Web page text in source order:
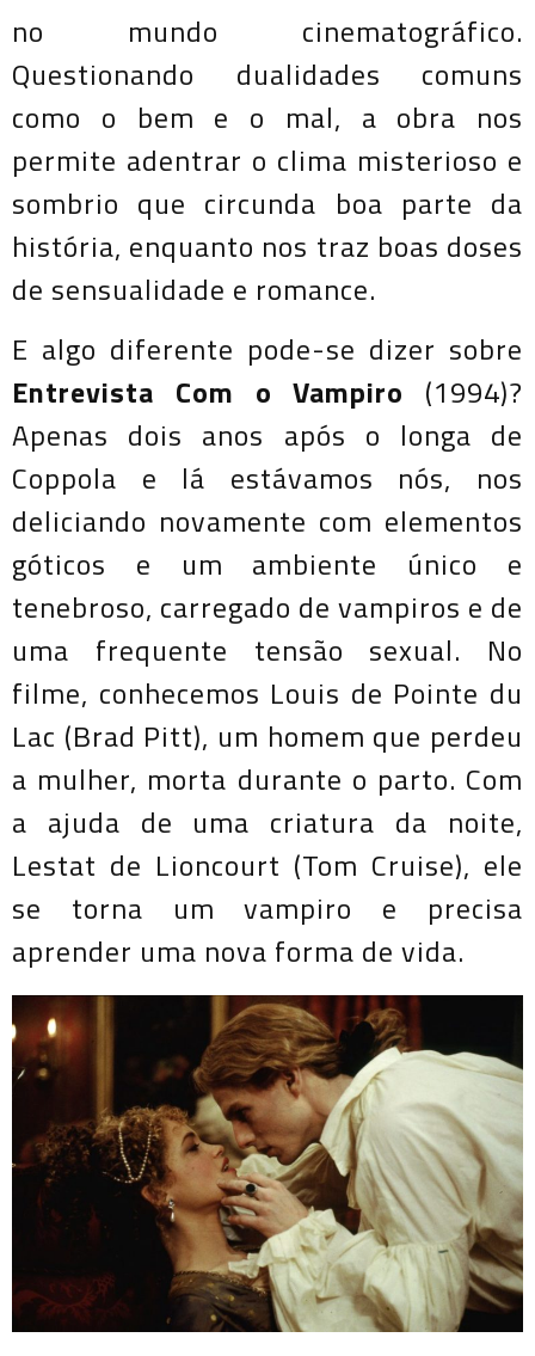
no mundo cinematográfico.
Questionando dualidades comuns
como o bem e o mal, a obra nos
permite adentrar o clima misterioso e
sombrio que circunda boa parte da
história, enquanto nos traz boas doses
de sensualidade e romance.
E algo diferente pode-se dizer sobre
Entrevista Com o Vampiro (1994)?
Apenas dois anos após o longa de
Coppola e lá estávamos nós, nos
deliciando novamente com elementos
góticos e um ambiente único e
tenebroso, carregado de vampiros e de
uma frequente tensão sexual. No
filme, conhecemos Louis de Pointe du
Lac (Brad Pitt), um homem que perdeu
a mulher, morta durante o parto. Com
a ajuda de uma criatura da noite,
Lestat de Lioncourt (Tom Cruise), ele
se torna um vampiro e precisa
aprender uma nova forma de vida.